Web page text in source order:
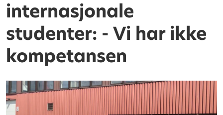
internasjonale
studenter: - Vi har ikke
kompetansen